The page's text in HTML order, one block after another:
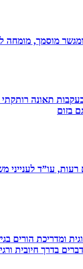
לענייני משפחה, גירושין,
בזום
עו”ד
ומדריכת הורים
בדרך חיובית